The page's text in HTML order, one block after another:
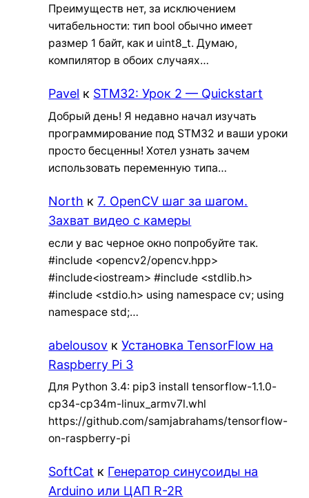
Преимуществ нет, за исключением
читабельности: тип bool обычно имеет
размер 1 байт, как и uint8_t. Думаю,
компилятор в обоих случаях…
Pavel к STM32: Урок 2 — Quickstart
Добрый день! Я недавно начал изучать
программирование под STM32 и ваши уроки
просто бесценны! Хотел узнать зачем
использовать переменную типа…
North к7. OpenCV шаг за шагом.
Захват видео с камеры
если у вас черное окно попробуйте так.
#include <opencv2/opencv.hpp>
#include<iostream> #include <stdlib.h>
#include <stdio.h> using namespace cv; using
namespace std;…
abelousov кУстановка TensorFlow на
Raspberry Pi 3
Для Python 3.4: pip3 install tensorflow-1.1.0-
cp34-cp34m-linux_armv7l.whl
https://github.com/samjabrahams/tensorflow-
on-raspberry-pi
SoftCat к Генератор синусоиды на
Arduino или ЦАП R-2R